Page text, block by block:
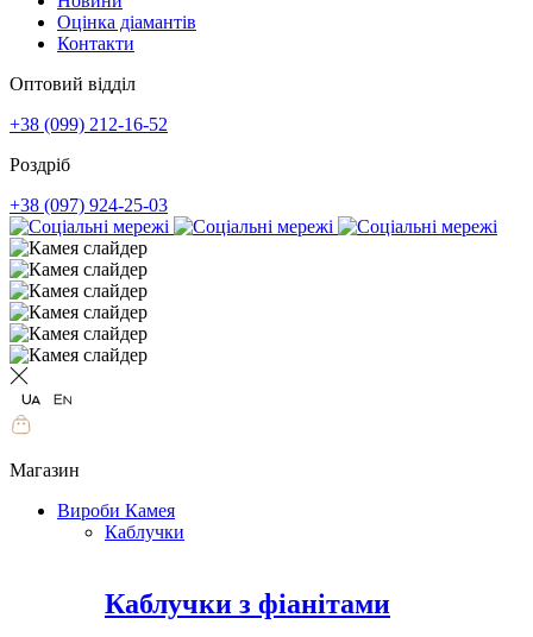
Оцінка діамантів
Контакти
Оптовий відділ
+38 (099) 212-16-52
Роздріб
+38 (097) 924-25-03
Магазин
Вироби Камея
Каблучки
Каблучки з фіанітами